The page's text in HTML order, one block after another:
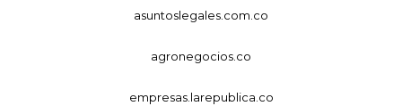
asuntoslegales.com.co
agronegocios.co
empresas.larepublica.co